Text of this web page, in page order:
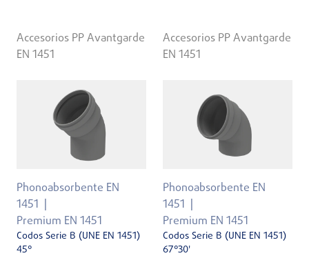
Accesorios PP Avantgarde
EN 1451
Accesorios PP Avantgarde
EN 1451
Phonoabsorbente EN
1451
Premium EN 1451
Codos Serie B (UNE EN 1451)
45°
Phonoabsorbente EN
1451
Premium EN 1451
Codos Serie B (UNE EN 1451)
67°30'